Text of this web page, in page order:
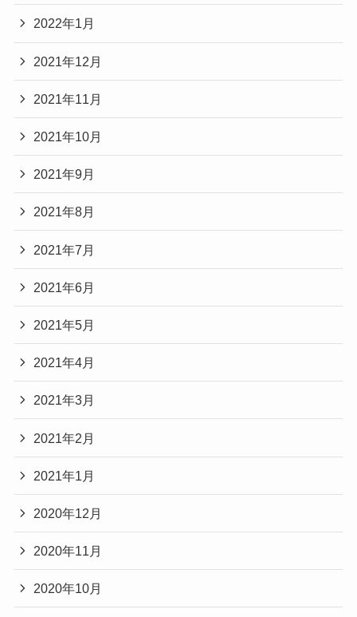
2022年1月
2021年12月
2021年11月
2021年10月
2021年9月
2021年8月
2021年7月
2021年6月
2021年5月
2021年4月
2021年3月
2021年2月
2021年1月
2020年12月
2020年11月
2020年10月